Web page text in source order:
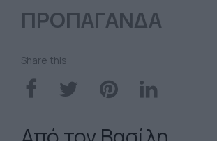
ΠΡΟΠΑΓΑΝΔΑ
Share this